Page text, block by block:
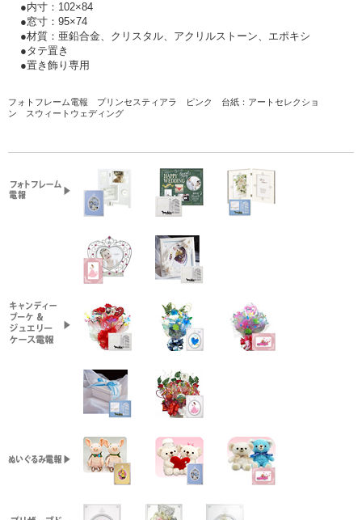
●内寸：102×84
●窓寸：95×74
●材質：亜鉛合金、クリスタル、アクリルストーン、エポキシ
●タテ置き
●置き飾り専用
フォトフレーム電報 プリンセスティアラ ピンク 台紙：アートセレクショ
ン スウィートウェディング